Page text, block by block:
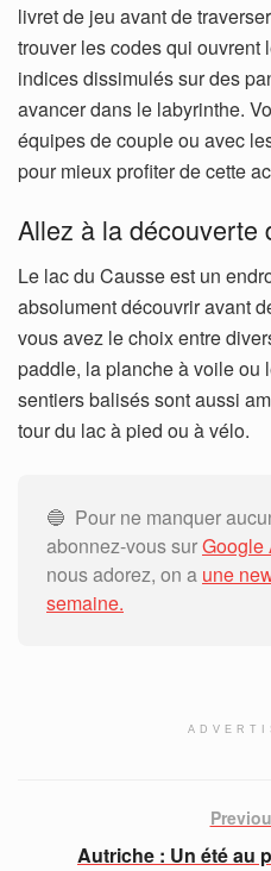
livret de jeu avant de
trouver les codes qui ouvrent
indices dissimulés sur des
avancer dans le labyrinthe.
équipes de couple ou avec
pour mieux profiter de cette
Allez à la découverte
Le lac du Causse est un
absolument découvrir avant
vous avez le choix entre
paddle, la planche à voile ou
sentiers balisés sont aussi
tour du lac à pied ou à vélo.
🔵 Pour ne manquer
abonnez-vous surGoogle
nous adorez, on a une
semaine.
Autriche : Un été au